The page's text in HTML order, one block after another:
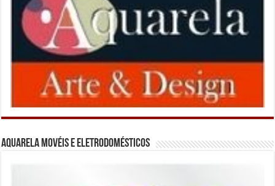
Aquarela Movéis e Eletrodomésticos